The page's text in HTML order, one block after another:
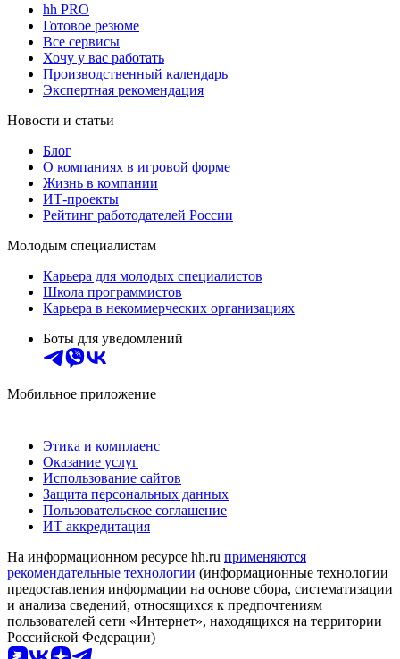
hh PRO
Готовое резюме
Все сервисы
Хочу у вас работать
Производственный календарь
Экспертная рекомендация
Новости и статьи
Блог
О компаниях в игровой форме
Жизнь в компании
ИТ-проекты
Рейтинг работодателей России
Молодым специалистам
Карьера для молодых специалистов
Школа программистов
Карьера в некоммерческих организациях
Боты для уведомлений
Мобильное приложение
Этика и комплаенс
Оказание услуг
Использование сайтов
Защита персональных данных
Пользовательское соглашение
ИТ аккредитация
На информационном ресурсе hh.ru применяются
рекомендательные технологии (информационные технологии
предоставления информации на основе сбора, систематизации
и анализа сведений, относящихся к предпочтениям
пользователей сети «Интернет», находящихся на территории
Российской Федерации)